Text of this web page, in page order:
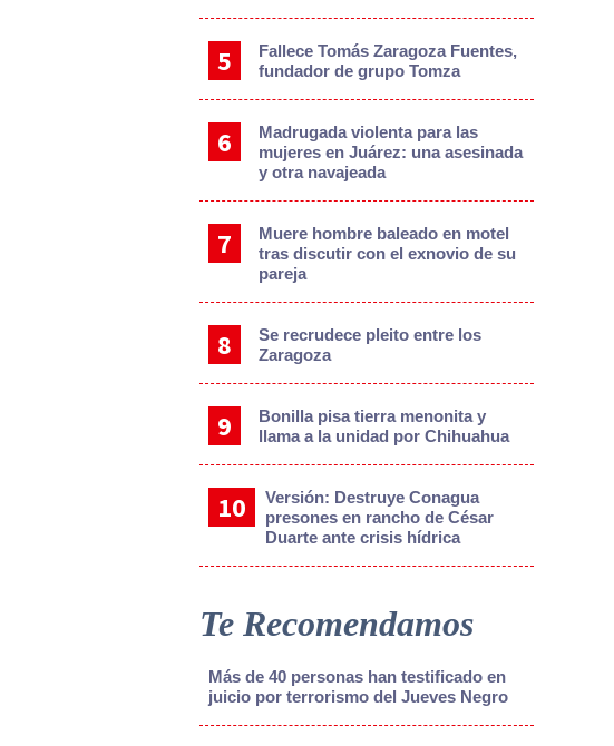
Fallece Tomás Zaragoza Fuentes,
fundador de grupo Tomza
Madrugada violenta para las
mujeres en Juárez: una asesinada
y otra navajeada
Muere hombre baleado en motel
tras discutir con el exnovio de su
pareja
Se recrudece pleito entre los
Zaragoza
Bonilla pisa tierra menonita y
llama a la unidad por Chihuahua
Versión: Destruye Conagua
presones en rancho de César
Duarte ante crisis hídrica
Te Recomendamos
Más de 40 personas han testificado en
juicio por terrorismo del Jueves Negro